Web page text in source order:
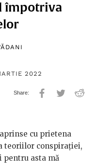
împotriva
2022
cu prietena
teoriilor conspirației,
pentru asta mă